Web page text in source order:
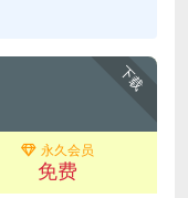
下载
永久会员
免费